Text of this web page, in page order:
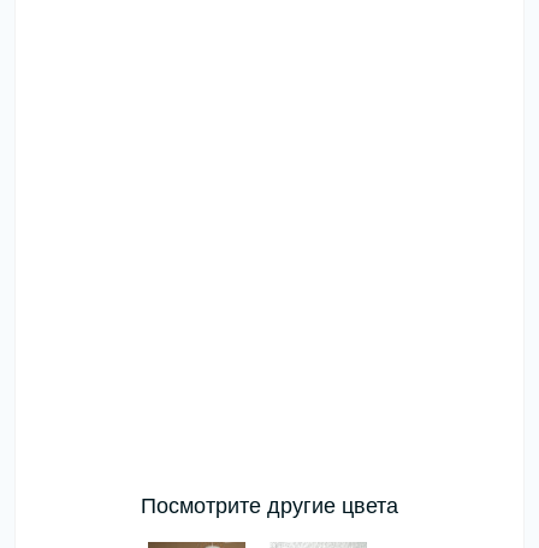
Посмотрите другие цвета